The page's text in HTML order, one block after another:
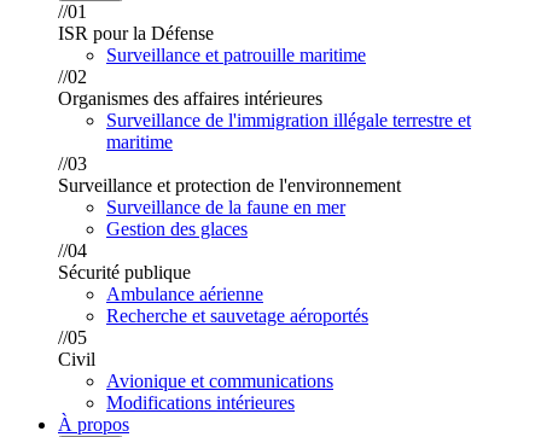
//01
ISR pour la Défense
Surveillance et patrouille maritime
//02
Organismes des affaires intérieures
Surveillance de l'immigration illégale terrestre et
maritime
//03
Surveillance et protection de l'environnement
Surveillance de la faune en mer
Gestion des glaces
//04
Sécurité publique
Ambulance aérienne
Recherche et sauvetage aéroportés
//05
Civil
Avionique et communications
Modifications intérieures
À propos